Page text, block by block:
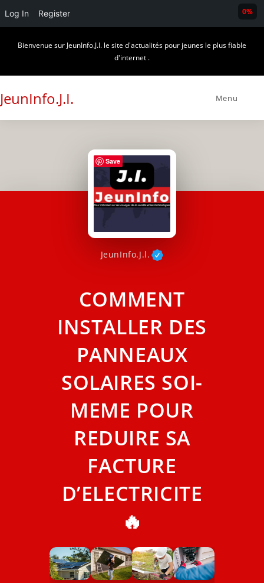
Log In Register
Bienvenue sur JeunInfo.J.I. le site d'actualités pour jeunes le plus fiable
d'internet .
JeunInfo.J.I. Menu
JeunInfo.J.l.
COMMENT
INSTALLER DES
PANNEAUX
SOLAIRES SOI-
MEME POUR
REDUIRE SA
FACTURE
D’ELECTRICITE
🔥
0%
Save